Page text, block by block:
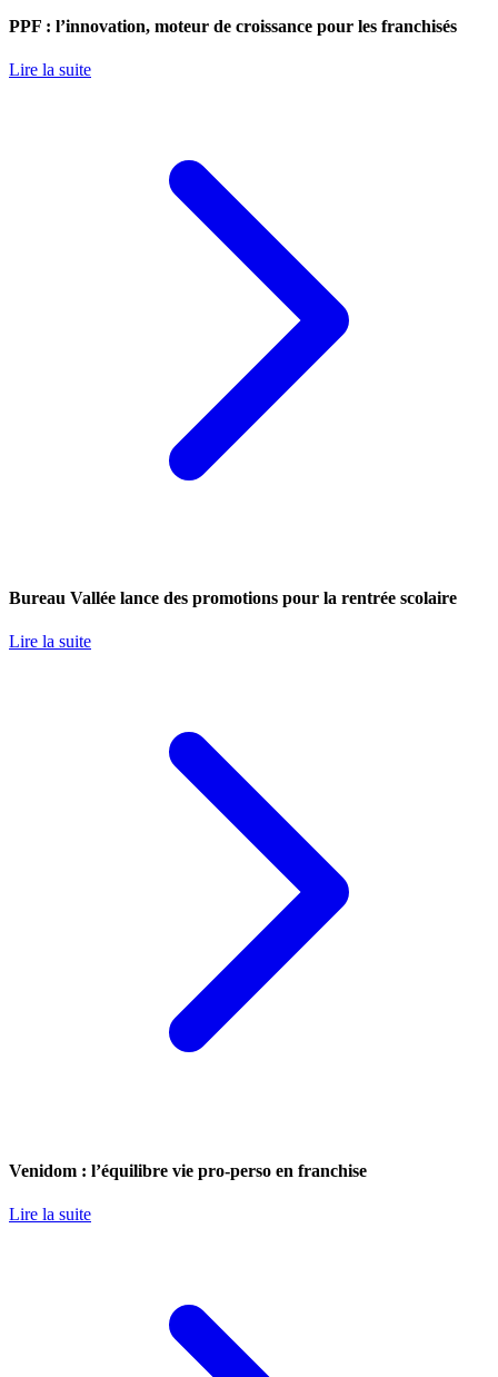
PPF : l’innovation, moteur de croissance pour les franchisés
Lire la suite
Bureau Vallée lance des promotions pour la rentrée scolaire
Lire la suite
Venidom : l’équilibre vie pro-perso en franchise
Lire la suite